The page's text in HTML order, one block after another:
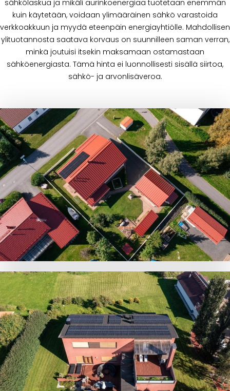
sähkölaskua ja mikäli aurinkoenergiaa tuotetaan enemmän
kuin käytetään, voidaan ylimääräinen sähkö varastoida
verkkoakkuun ja myydä eteenpäin energiayhtiölle. Mahdollisen
ylituotannosta saatava korvaus on suunnilleen saman verran,
minkä joutuisi itsekin maksamaan ostamastaan
sähköenergiasta. Tämä hinta ei luonnollisesti sisällä siirtoa,
sähkö- ja arvonlisäveroa.